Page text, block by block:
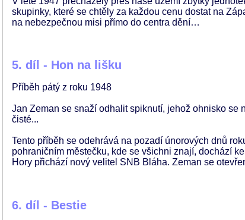
skupinky, které se chtěly za každou cenu dostat na
na nebezpečnou misi přímo do centra dění…
5. díl - Hon na lišku
Příběh pátý z roku 1948
Jan Zeman se snaží odhalit spiknutí, jehož ohnisko
čisté...
Tento příběh se odehrává na pozadí únorových dnů
pohraničním městečku, kde se všichni znají, dochází
Hory přichází nový velitel SNB Bláha. Zeman se
6. díl - Bestie